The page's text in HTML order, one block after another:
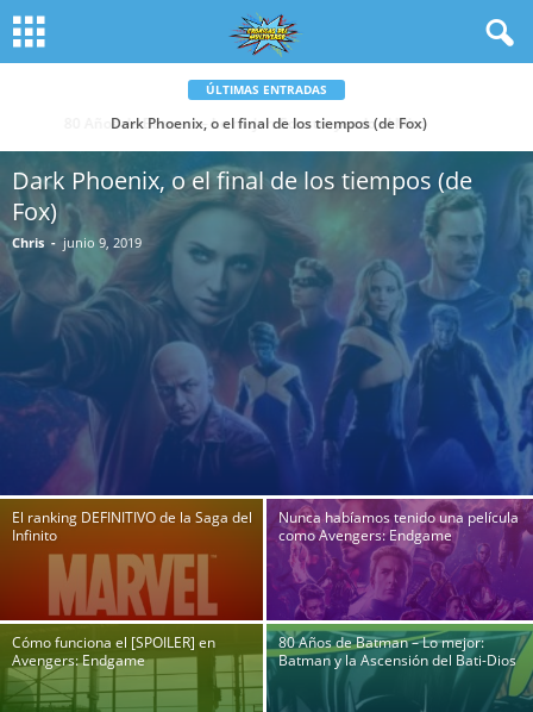
ÚLTIMAS ENTRADAS
Dark Phoenix, o el final de los tiempos (de Fox)
Dark Phoenix, o el final de los tiempos (de
Fox)
Chris - junio 9, 2019
El ranking DEFINITIVO de la Saga del
Infinito
Nunca habíamos tenido una película
como Avengers: Endgame
Cómo funciona el [SPOILER] en
Avengers: Endgame
80 Años de Batman – Lo mejor:
Batman y la Ascensión del Bati-Dios